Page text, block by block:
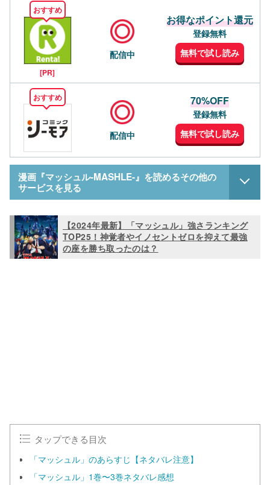
おすすめ
[PR]
配信中
お得なポイント還元
登録無料
無料で試し読み
おすすめ
配信中
70%OFF
登録無料
無料で試し読み
漫画『マッシュル-MASHLE-』を読めるその他の
サービスを見る
【2024年最新】「マッシュル」強さランキング
TOP25！神覚者やイノセントゼロを抑えて最強
の座を勝ち取ったのは？
タップできる目次
「マッシュル」のあらすじ【ネタバレ注意】
「マッシュル」1巻〜3巻ネタバレ感想